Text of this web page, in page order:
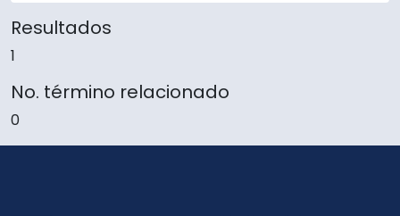
Resultados
1
No. término relacionado
0